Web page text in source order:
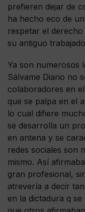
prefieren dejar de
ha hecho eco de
respetar el
su antiguo
Ya son numerosos
Sálvame Diario no
colaboradores en
que se palpa en el
lo cual difiere
se desarrolla un
en antena y se
redes sociales son
mismo. Así
gran profesional,
atrevería a decir
en la dictadura q